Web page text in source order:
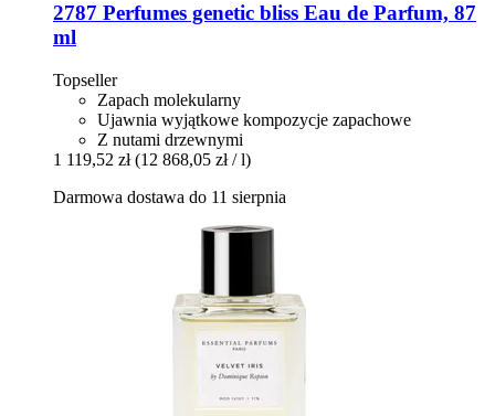
2787 Perfumes genetic bliss Eau de Parfum, 87
ml
Topseller
Zapach molekularny
Ujawnia wyjątkowe kompozycje zapachowe
Z nutami drzewnymi
1 119,52 zł (12 868,05 zł / l)
Darmowa dostawa do 11 sierpnia